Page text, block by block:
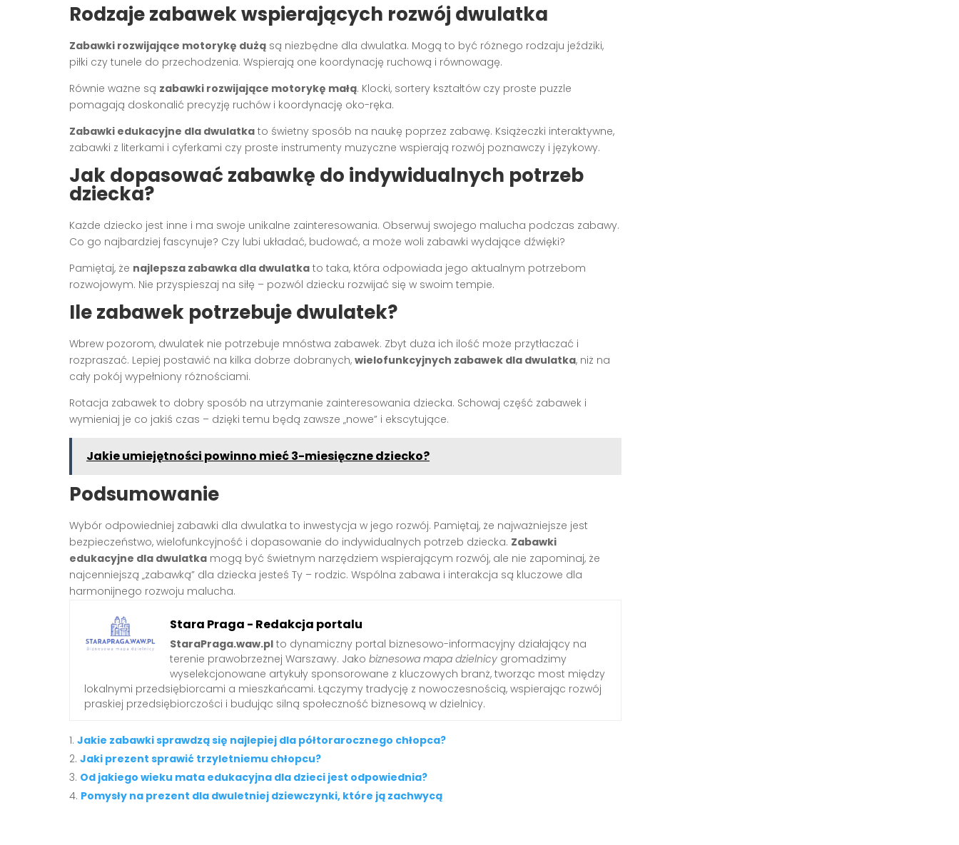
Rodzaje zabawek wspierających rozwój dwulatka
Zabawki rozwijające motorykę dużą są niezbędne dla dwulatka. Mogą to być różnego rodzaju jeździki,
piłki czy tunele do przechodzenia. Wspierają one koordynację ruchową i równowagę.
Równie ważne są zabawki rozwijające motorykę małą. Klocki, sortery kształtów czy proste puzzle
pomagają doskonalić precyzję ruchów i koordynację oko-ręka.
Zabawki edukacyjne dla dwulatka to świetny sposób na naukę poprzez zabawę. Książeczki interaktywne,
zabawki z literkami i cyferkami czy proste instrumenty muzyczne wspierają rozwój poznawczy i językowy.
Jak dopasować zabawkę do indywidualnych potrzeb
dziecka?
Każde dziecko jest inne i ma swoje unikalne zainteresowania. Obserwuj swojego malucha podczas zabawy.
Co go najbardziej fascynuje? Czy lubi układać, budować, a może woli zabawki wydające dźwięki?
Pamiętaj, że najlepsza zabawka dla dwulatka to taka, która odpowiada jego aktualnym potrzebom
rozwojowym. Nie przyspieszaj na siłę – pozwól dziecku rozwijać się w swoim tempie.
Ile zabawek potrzebuje dwulatek?
Wbrew pozorom, dwulatek nie potrzebuje mnóstwa zabawek. Zbyt duża ich ilość może przytłaczać i
rozpraszać. Lepiej postawić na kilka dobrze dobranych, wielofunkcyjnych zabawek dla dwulatka, niż na
cały pokój wypełniony różnościami.
Rotacja zabawek to dobry sposób na utrzymanie zainteresowania dziecka. Schowaj część zabawek i
wymieniaj je co jakiś czas – dzięki temu będą zawsze „nowe” i ekscytujące.
Jakie umiejętności powinno mieć 3-miesięczne dziecko?
Podsumowanie
Wybór odpowiedniej zabawki dla dwulatka to inwestycja w jego rozwój. Pamiętaj, że najważniejsze jest
bezpieczeństwo, wielofunkcyjność i dopasowanie do indywidualnych potrzeb dziecka. Zabawki
edukacyjne dla dwulatka mogą być świetnym narzędziem wspierającym rozwój, ale nie zapominaj, że
najcenniejszą „zabawką” dla dziecka jesteś Ty – rodzic. Wspólna zabawa i interakcja są kluczowe dla
harmonijnego rozwoju malucha.
Stara Praga - Redakcja portalu
StaraPraga.waw.pl to dynamiczny portal biznesowo-informacyjny działający na
terenie prawobrzeżnej Warszawy. Jako biznesowa mapa dzielnicy gromadzimy
wyselekcjonowane artykuły sponsorowane z kluczowych branż, tworząc most między
lokalnymi przedsiębiorcami a mieszkańcami. Łączymy tradycję z nowoczesnością, wspierając rozwój
praskiej przedsiębiorczości i budując silną społeczność biznesową w dzielnicy.
Jakie zabawki sprawdzą się najlepiej dla półtorarocznego chłopca?
Jaki prezent sprawić trzyletniemu chłopcu?
Od jakiego wieku mata edukacyjna dla dzieci jest odpowiednia?
Pomysły na prezent dla dwuletniej dziewczynki, które ją zachwycą